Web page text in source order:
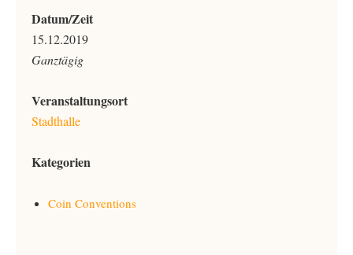
Datum/Zeit
15.12.2019
Ganztägig
Veranstaltungsort
Stadthalle
Kategorien
Coin Conventions